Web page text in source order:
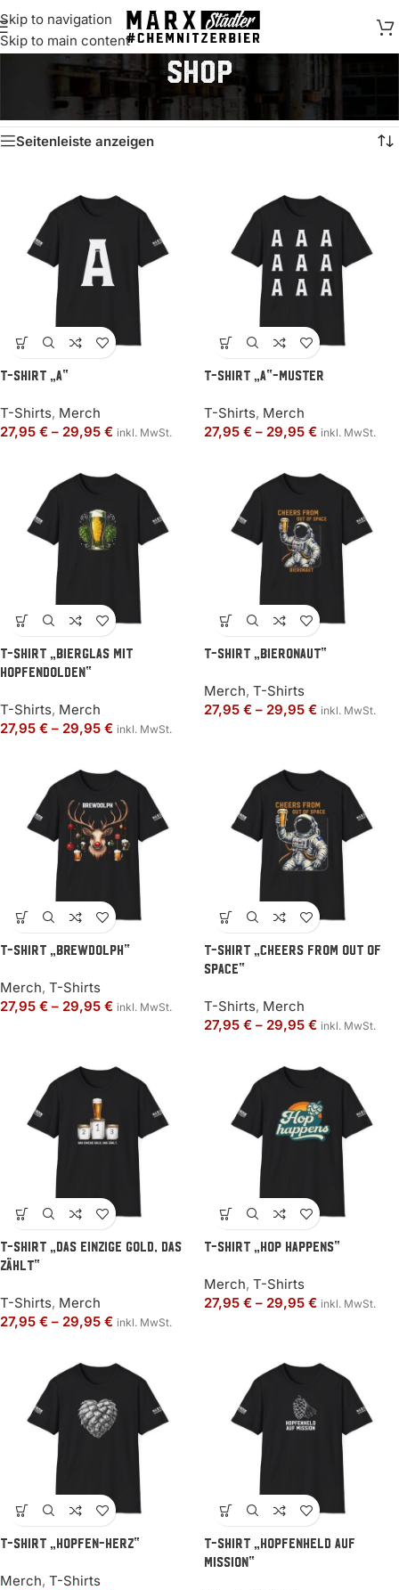
springen
Skip to navigation
Skip to main content
Shop
Shop/Seite 6 Ergebnisse 61 – 72 von 96 werden angezeigt
Seitenleiste anzeigen
T-Shirt „A“
T-Shirts, Merch
27,95 € – 29,95 € inkl. MwSt.
T-Shirt „A“-Muster
T-Shirts, Merch
27,95 € – 29,95 € inkl. MwSt.
T-Shirt „Bierglas mit
Hopfendolden“
T-Shirts, Merch
27,95 € – 29,95 € inkl. MwSt.
T-Shirt „Bieronaut“
Merch, T-Shirts
27,95 € – 29,95 € inkl. MwSt.
T-Shirt „BREWDOLPH“
Merch, T-Shirts
27,95 € – 29,95 € inkl. MwSt.
T-Shirt „Cheers from out of
space“
T-Shirts, Merch
27,95 € – 29,95 € inkl. MwSt.
T-Shirt „Das einzige Gold, das
zählt“
T-Shirts, Merch
27,95 € – 29,95 € inkl. MwSt.
T-Shirt „Hop happens“
Merch, T-Shirts
27,95 € – 29,95 € inkl. MwSt.
T-Shirt „Hopfen-Herz“
Merch, T-Shirts
T-Shirt „Hopfenheld auf
Mission“